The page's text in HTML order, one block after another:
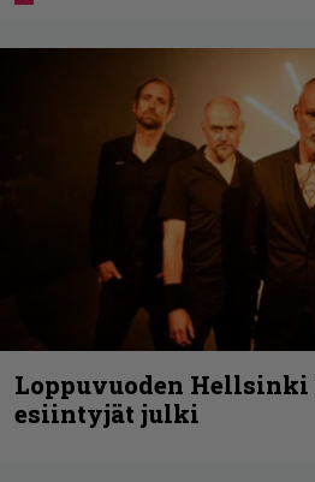
Loppuvuoden Hellsinki
esiintyjät julki